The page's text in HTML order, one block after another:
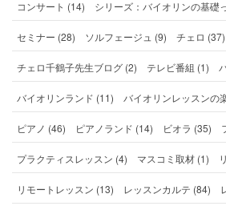
コンサート (14) シリーズ：バイオリンの基礎
セミナー (28) ソルフェージュ (9) チェロ (37)
チェロ千鶴子先生ブログ (2) テレビ番組 (1)
バイオリンランド (11) バイオリンレッスンの
ピアノ (46) ピアノランド (14) ビオラ (35)
プラクティスレッスン (4) マスコミ取材 (1)
リモートレッスン (13) レッスンカルテ (84)